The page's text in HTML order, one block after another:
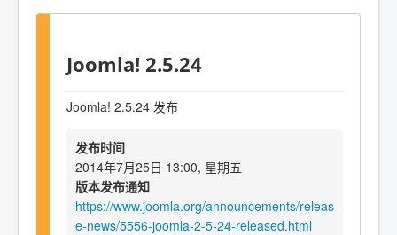
Joomla! 2.5.24
Joomla! 2.5.24 发布
发布时间
2014年7月25日 13:00, 星期五
版本发布通知
https://www.joomla.org/announcements/releas
e-news/5556-joomla-2-5-24-released.html